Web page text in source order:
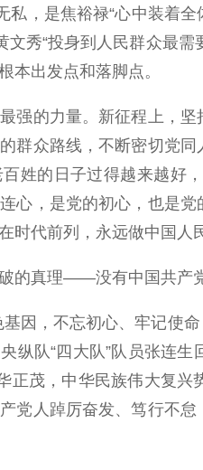
私，是焦裕禄“心中装着
文秀“投身到人民群众最
本出发点和落脚点。
的力量。新征程上，坚
群众路线，不断密切党
姓的日子过得越来越好
心，是党的初心，也是
时代前列，永远做中国人
真理——没有中国共产党
，不忘初心、牢记使命
纵队“四大队”队员张连
正茂，中华民族伟大复
党人踔厉奋发、笃行不